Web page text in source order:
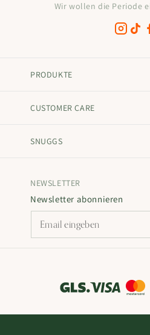
Wir wollen die Periode
PRODUKTE
CUSTOMER CARE
SNUGGS
NEWSLETTER
Newsletter abonnieren